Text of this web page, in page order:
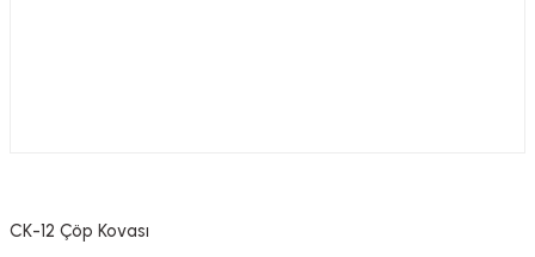
CK-12 Çöp Kovası